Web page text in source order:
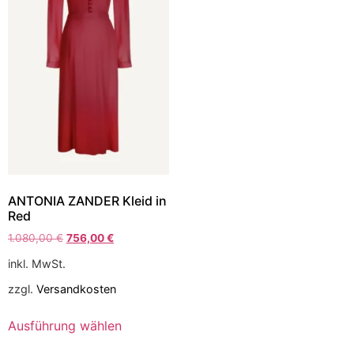
ANTONIA ZANDER Kleid in
Red
1.080,00€ 756,00€
inkl. MwSt.
zzgl. Versandkosten
Ausführung wählen